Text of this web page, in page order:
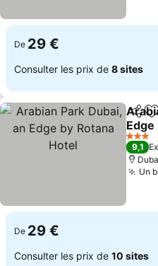
De 29 €
Consulter les prix de 8 sites
Edge
3 Étoiles
9,1
Un
De 29 €
Consulter les prix de 10 sites